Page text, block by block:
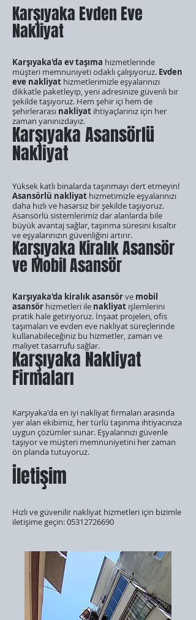
Karşıyaka Evden Eve
Nakliyat
Karşıyaka'da ev taşıma hizmetlerinde
müşteri memnuniyeti odaklı çalışıyoruz. Evden
eve nakliyat hizmetlerimizle eşyalarınızı
dikkatle paketleyip, yeni adresinize güvenli bir
şekilde taşıyoruz. Hem şehir içi hem de
şehirlerarası nakliyat ihtiyaçlarınız için her
zaman yanınızdayız.
Karşıyaka Asansörlü
Nakliyat
Yüksek katlı binalarda taşınmayı dert etmeyin!
Asansörlü nakliyat hizmetimizle eşyalarınızı
daha hızlı ve hasarsız bir şekilde taşıyoruz.
Asansörlü sistemlerimiz dar alanlarda bile
büyük avantaj sağlar, taşınma süresini kısaltır
ve eşyalarınızın güvenliğini artırır.
Karşıyaka Kiralık Asansör
ve Mobil Asansör
Karşıyaka'da kiralık asansörve mobil
asansör hizmetleri ile nakliyat işlemlerini
pratik hale getiriyoruz. İnşaat projeleri, ofis
taşımaları ve evden eve nakliyat süreçlerinde
kullanabileceğiniz bu hizmetler, zaman ve
maliyet tasarrufu sağlar.
Karşıyaka Nakliyat
Firmaları
Karşıyaka'da en iyi nakliyat firmaları arasında
yer alan ekibimiz, her türlü taşınma ihtiyacınıza
uygun çözümler sunar. Eşyalarınızı güvenle
taşıyor ve müşteri memnuniyetini her zaman
ön planda tutuyoruz.
İletişim
Hızlı ve güvenilir nakliyat hizmetleri için bizimle
iletişime geçin:05312726690